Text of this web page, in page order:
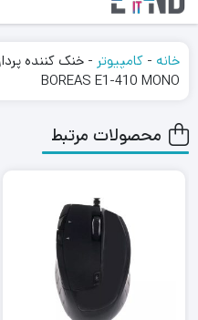
خانه - کامپیوتر -
BOREAS E1-410 MONO
محصولات مرتبط